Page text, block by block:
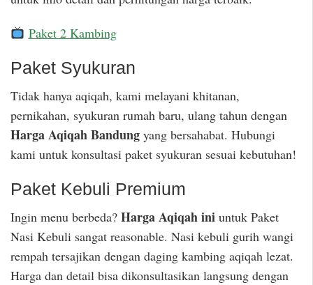
Paket 2 Kambing
Paket Syukuran
Tidak hanya aqiqah, kami melayani khitanan,
pernikahan, syukuran rumah baru, ulang tahun dengan
Harga Aqiqah Bandung yang bersahabat. Hubungi
kami untuk konsultasi paket syukuran sesuai kebutuhan!
Paket Kebuli Premium
Ingin menu berbeda? Harga Aqiqah ini untuk Paket
Nasi Kebuli sangat reasonable. Nasi kebuli gurih wangi
rempah tersajikan dengan daging kambing aqiqah lezat.
Harga dan detail bisa dikonsultasikan langsung dengan